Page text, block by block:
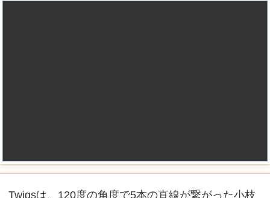
Twigsは、120度の角度で5本の直線が繋がった小枝